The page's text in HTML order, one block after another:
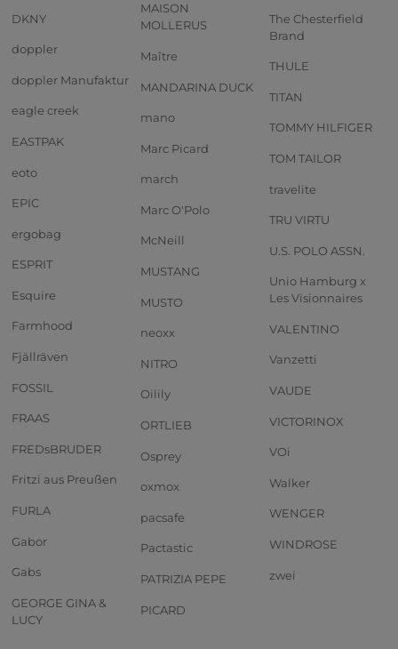
DKNY
doppler
doppler Manufaktur
eagle creek
EASTPAK
eoto
EPIC
ergobag
ESPRIT
Esquire
Farmhood
Fjällräven
FOSSIL
FRAAS
FREDsBRUDER
Fritzi aus Preußen
FURLA
Gabor
Gabs
GEORGE GINA &
LUCY
MAISON
MOLLERUS
Maître
MANDARINA DUCK
mano
Marc Picard
march
Marc O'Polo
McNeill
MUSTANG
MUSTO
neoxx
NITRO
Oilily
ORTLIEB
Osprey
oxmox
pacsafe
Pactastic
PATRIZIA PEPE
PICARD
The Chesterfield
Brand
THULE
TITAN
TOMMY HILFIGER
TOM TAILOR
travelite
TRU VIRTU
U.S. POLO ASSN.
Unio Hamburg x
Les Visionnaires
VALENTINO
Vanzetti
VAUDE
VICTORINOX
VOi
Walker
WENGER
WINDROSE
zwei